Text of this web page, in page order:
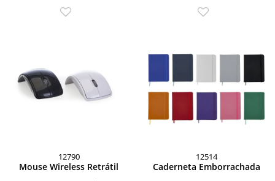
12790
Mouse Wireless Retrátil
12514
Caderneta Emborrachada